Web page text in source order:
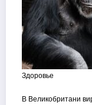
Здоровье
В Великобритани